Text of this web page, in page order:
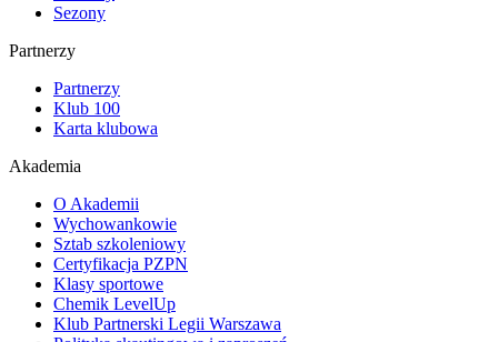
Sezony
Partnerzy
Partnerzy
Klub 100
Karta klubowa
Akademia
O Akademii
Wychowankowie
Sztab szkoleniowy
Certyfikacja PZPN
Klasy sportowe
Chemik LevelUp
Klub Partnerski Legii Warszawa